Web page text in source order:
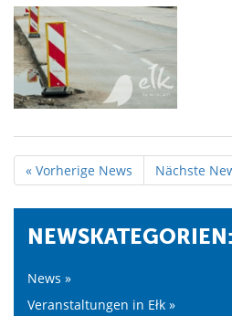
« Vorherige News Nächste
NEWSKATEGORIEN:
News »
Veranstaltungen in Ełk »